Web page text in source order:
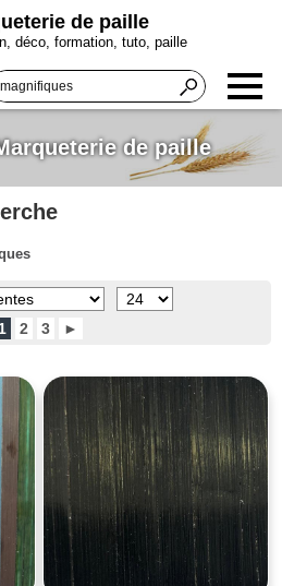
de paille
déco, formation, tuto, paille
de paille
1 2 3 ►